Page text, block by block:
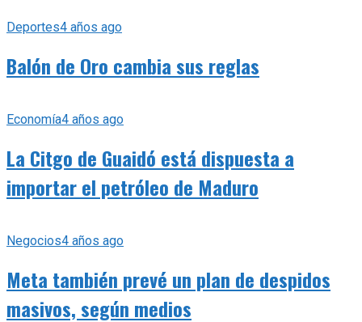
Deportes4 años ago
Balón de Oro cambia sus reglas
Economía4 años ago
La Citgo de Guaidó está dispuesta a
importar el petróleo de Maduro
Negocios4 años ago
Meta también prevé un plan de despidos
masivos, según medios